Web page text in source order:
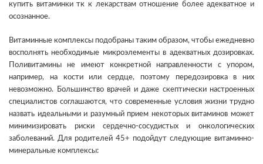
купить витаминки тк к лекарствам отношение более адекватное и
осознанное.
Витаминные комплексы подобраны таким образом, чтобы ежедневно
восполнять необходимые микроэлементы в адекватных дозировках.
Поливитамины не имеют конкретной направленности с упором,
например, на кости или сердце, поэтому передозировка в них
невозможно. Большинство врачей и даже скептически настроенных
специалистов соглашаются, что современные условия жизни трудно
назвать идеальными и разумный прием некоторых витаминов может
минимизировать риски сердечно-сосудистых и онкологических
заболеваний. Для родителей 45+ подойдут следующие витаминно-
минеральные комплексы: